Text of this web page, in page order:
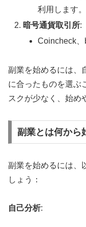
利用します。
暗号通貨取引所:
Coincheck、
副業を始めるには、
に合ったものを選ぶ
スクが少なく、始め
副業とは何から
副業を始めるには、
しょう：
自己分析: